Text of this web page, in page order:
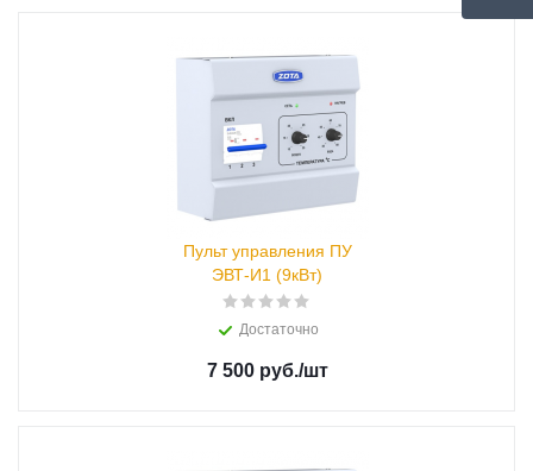
Пульт управления ПУ
ЭВТ-И1 (9кВт)
Достаточно
7 500 руб./шт